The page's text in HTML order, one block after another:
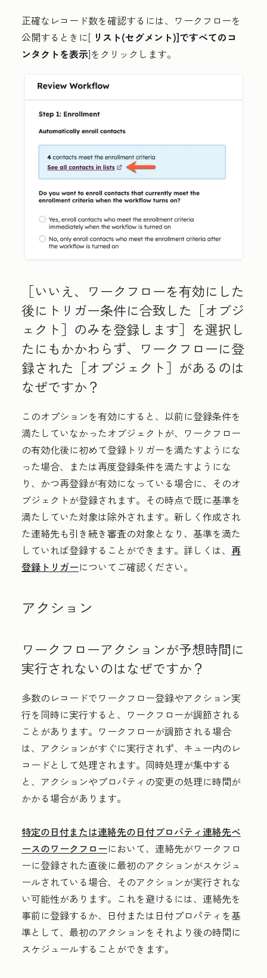
正確なレコード数を確認するには、ワークフローを
公開するときに[ リスト(セグメント)]ですべてのコ
ンタクトを表示]をクリックします。
［いいえ、ワークフローを有効にした
後にトリガー条件に合致した［オブジ
ェクト］のみを登録します］ を選択し
たにもかかわらず、ワークフローに登
録された［オブジェクト］があるのは
なぜですか？
このオプションを有効にすると、以前に登録条件を
満たしていなかったオブジェクトが、ワークフロー
の有効化後に初めて登録トリガーを満たすようにな
った場合、または再度登録条件を満たすようにな
り、かつ再登録が有効になっている場合に、そのオ
ブジェクトが登録されます。その時点で既に基準を
満たしていた対象は除外されます。新しく作成され
た連絡先も引き続き審査の対象となり、基準を満た
していれば登録することができます。詳しくは、 再
登録トリガーについてご確認ください。
アクション
ワークフローアクションが予想時間に
実行されないのはなぜですか？
多数のレコードでワークフロー登録やアクション実
行を同時に実行すると、ワークフローが調節される
ことがあります。ワークフローが調節される場合
は、アクションがすぐに実行されず、キュー内のレ
コードとして処理されます。同時処理が集中する
と、アクションやプロパティの変更の処理に時間が
かかる場合があります。
特定の日付または連絡先の日付プロパティ連絡先ベ
ースのワークフローにおいて、連絡先がワークフロ
ーに登録された直後に最初のアクションがスケジュ
ールされている場合、そのアクションが実行されな
い可能性があります。これを避けるには、連絡先を
事前に登録するか、日付または日付プロパティを基
準として、最初のアクションをそれより後の時間に
スケジュールすることができます。